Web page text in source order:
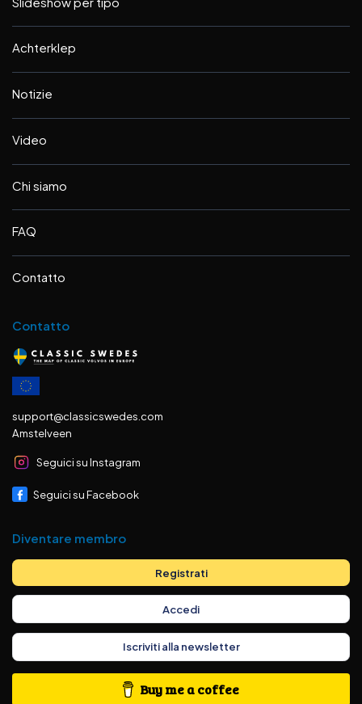
Achterklep
Notizie
Video
Chi siamo
FAQ
Contatto
Contatto
support@classicswedes.com
Amstelveen
Seguici su Instagram
Seguici su Facebook
Diventare membro
Registrati
Accedi
Iscriviti alla newsletter
Buy me a coffee